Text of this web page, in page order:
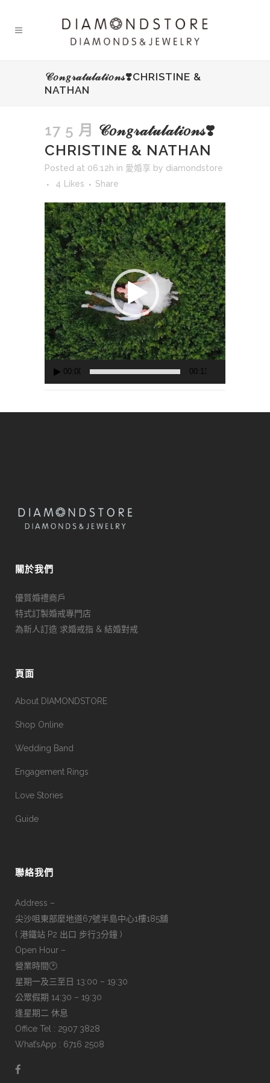
𝒞𝑜𝓃𝑔𝓇𝒶𝓉𝓊𝓁𝒶𝓉𝒾𝑜𝓃𝓈❣️CHRISTINE &
NATHAN
17 5 月 𝒞𝑜𝓃𝑔𝓇𝒶𝓉𝓊𝓁𝒶𝓉𝒾𝑜𝓃𝓈❣️
CHRISTINE & NATHAN
Posted at 06:12h in 愛婚享 by diamondstore
4
Likes Share
視
訊
播
放
器
00:00 00:13
關於我們
優質婚禮商戶
特式訂製婚戒專門店
為新人訂造 求婚戒指 & 結婚對戒
頁面
About DIAMONDSTORE
Shop Online
Wedding Band
Engagement Rings
Love Stories
Guide
聯絡我們
Address –
尖沙咀東部麼地道67號半島中心1樓185舖
( 港鐵站 P2 出口 步行3分鐘 )
Open Hour –
營業時間🕑
星期一及三至日 13:00 – 19:30
公眾假期 14:30 – 19:30
逢星期二 休息
Office Tel : 2907 3828
What’sApp : 6716 2508